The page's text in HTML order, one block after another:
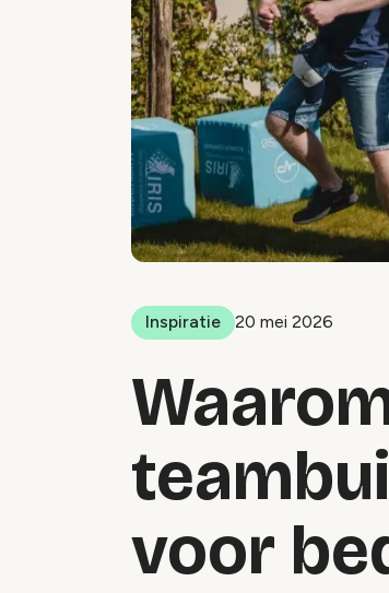
Inspiratie 20 mei 2026
voor